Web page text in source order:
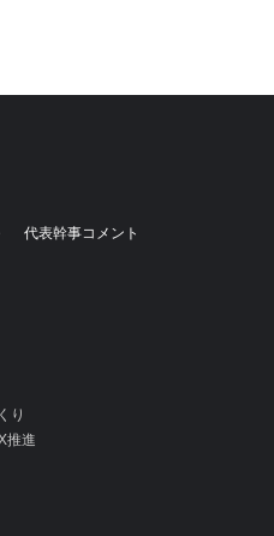
代表幹事コメント
り
推進